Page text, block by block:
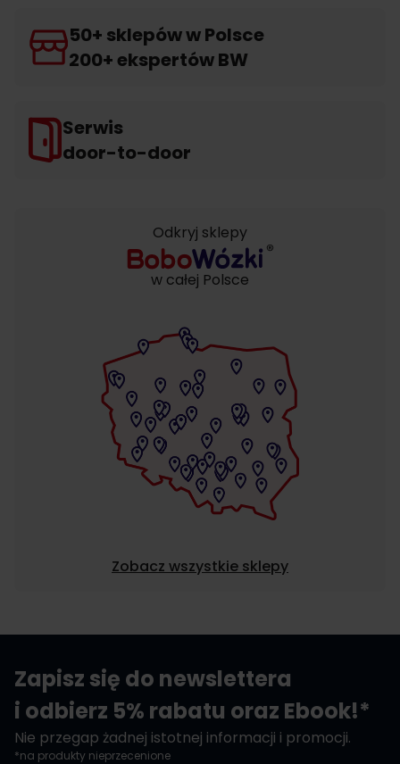
50+ sklepów w Polsce
200+ ekspertów BW
Serwis
door-to-door
Odkryj sklepy
w całej Polsce
Zobacz wszystkie sklepy
Zapisz się do newslettera
i odbierz 5% rabatu oraz Ebook!*
Nie przegap żadnej istotnej informacji i promocji.
*na produkty nieprzecenione